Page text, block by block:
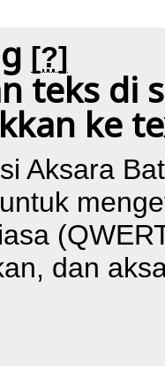
[?]
teks di
ke
Aksara
dan